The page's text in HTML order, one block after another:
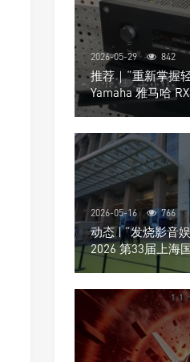
2026-05-29 842
推荐｜“重新掌握
Yamaha 雅马哈
大器
2026-05-16 766
动态 | “发烧影音
2026 第33届上海